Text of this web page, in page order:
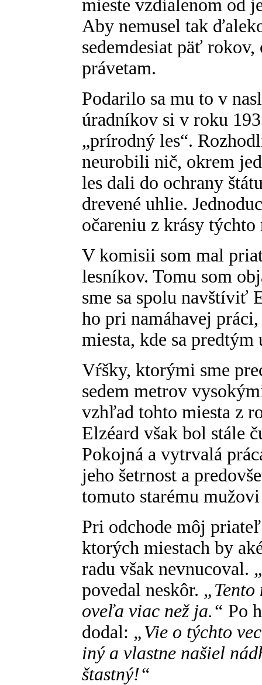
mieste vzdialenom od
Aby nemusel tak
sedemdesiat päť
právetam.
Podarilo sa mu to v
úradníkov si v roku
„prírodný les“.
neurobili nič, okrem
les dali do ochrany
drevené uhlie.
očareniu z krásy
V komisii som mal
lesníkov. Tomu som
sme sa spolu navštíviť
ho pri namáhavej
miesta, kde sa
Vŕšky, ktorými sme
sedem metrov
vzhľad tohto miesta z
Elzéard však bol stále
Pokojná a vytrvalá
jeho šetrnost a
tomuto starému
Pri odchode môj
ktorých miestach by
radu však nevnucoval.
povedal neskôr. „Tento
oveľa viac než ja.“ Po
dodal: „Vie o týchto
iný a vlastne našiel
štastný!“